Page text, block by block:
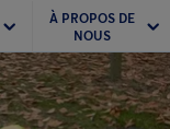
À PROPOS DE
NOUS